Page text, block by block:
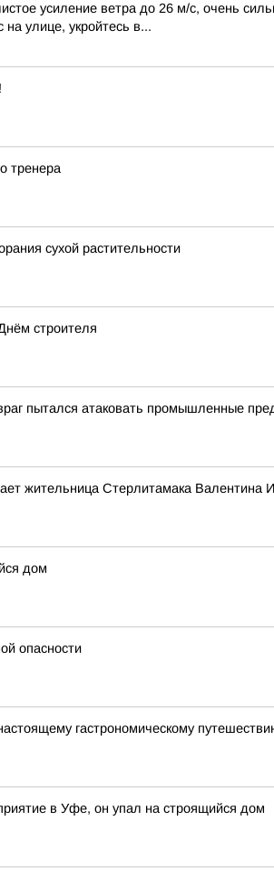
усиление ветра до 26 м/с, очень
улице, укройтесь в...
тренера
сухой растительности
строителя
пытался атаковать промышленные
жительница Стерлитамака Валентина
дом
опасности
гастрономическому
в Уфе, он упал на строящийся дом